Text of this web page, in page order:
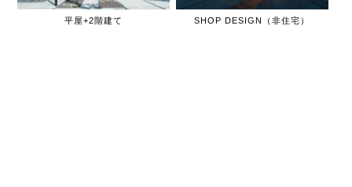
平屋+2階建て SHOP DESIGN（非住宅）